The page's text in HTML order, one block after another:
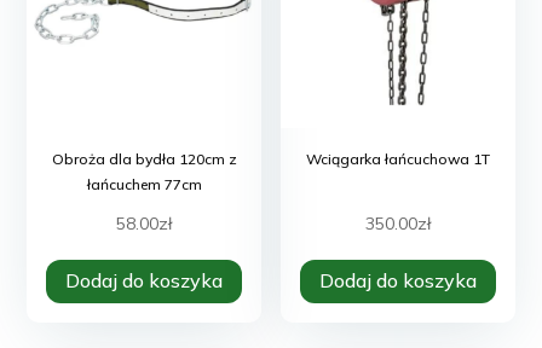
Obroża dla bydła 120cm z
łańcuchem 77cm
58.00zł
Dodaj do koszyka
Wciągarka łańcuchowa 1T
350.00zł
Dodaj do koszyka